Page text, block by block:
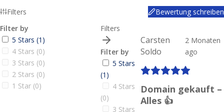
Filters
Bewertung schreiben
Filter by
5 Stars (1)
4 Stars (0)
3 Stars (0)
2 Stars (0)
1 Star (0)
Filters
Filter by
5 Stars
(1)
4 Stars
(0)
3 Stars
Carsten
Soldo
2 Monaten
ago
Domain gekauft –
Alles 👍